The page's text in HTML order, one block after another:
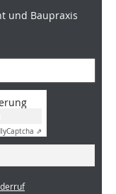
und Baupraxis
Captcha ⇗